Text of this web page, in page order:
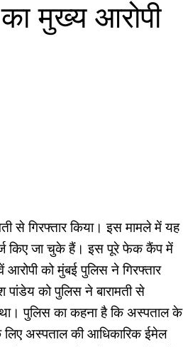
मुख्य आरोपी
से गिरफ्तार किया। इस मामले में यह
किए जा चुके हैं। इस पूरे फेक कैंप में
को मुंबई पुलिस ने गिरफ्तार
पांडेय को पुलिस ने बारामती से
था। पुलिस का कहना है कि अस्पताल के
अस्पताल की आधिकारिक ईमेल